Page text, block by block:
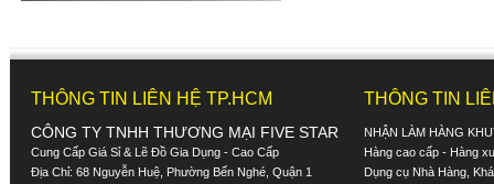
THÔNG TIN LIÊN HỆ TP.HCM
CÔNG TY TNHH THƯƠNG MẠI FIVE STAR
Cung Cấp Giá Sỉ & Lẽ Đồ Gia Dụng - Cao Cấp
Địa Chỉ: 68 Nguyễn Huệ, Phường Bến Nghé, Quận 1
THÔNG TIN
NHẬN LÀM HÀNG
Hàng cao cấp - Hàng
Dụng cụ Nhà Hàng,